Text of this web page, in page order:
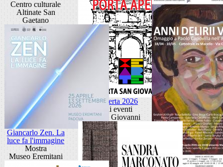
Centro culturale
Altinate San
Gaetano
Porta Aperta 2026
Ciclo di eventi
Porta San Giovanni
Giancarlo Zen. La
luce fa l'immagine
Mostra
Museo Eremitani